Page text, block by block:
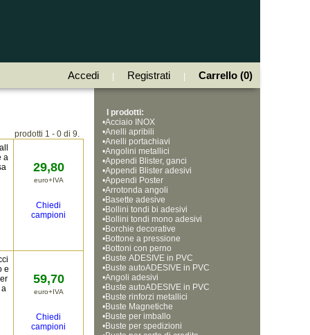
Accedi Registrati Carrello (0)
prodotti 1 - 0 di 9.
a
29,80
euro+IVA
Chiedi
campioni
e
a
59,70
euro+IVA
Chiedi
campioni
I prodotti:
•Acciaio INOX
•Anelli apribili
•Anelli portachiavi
•Angolini metallici
•Appendi Blister, ganci
•Appendi Blister adesivi
•Appendi Poster
•Arrotonda angoli
•Basette adesive
•Bollini tondi bi adesivi
•Bollini tondi mono adesivi
•Borchie decorative
•Bottone a pressione
•Bottoni con perno
•Buste ADESIVE in PVC
•Buste autoADESIVE in PVC
•Angoli adesivi
•Buste autoADESIVE in PVC
•Buste rinforzi metallici
•Buste Magnetiche
•Buste per imballo
•Buste per spedizioni